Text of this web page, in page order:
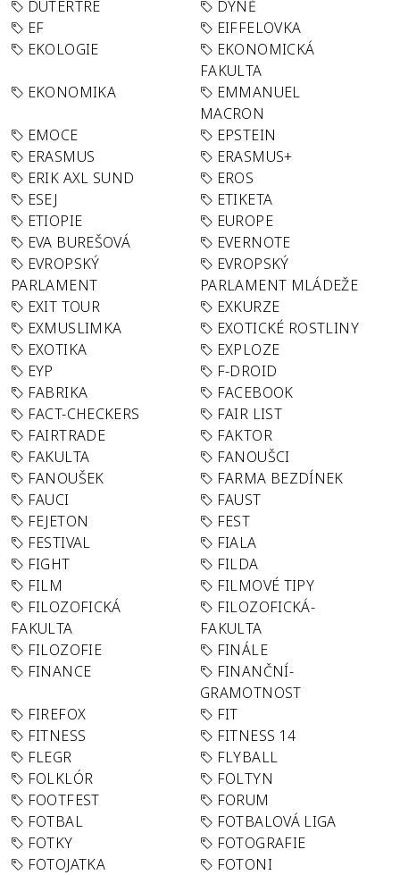
DUTERTRE
DÝNĚ
EF
EIFFELOVKA
EKOLOGIE
EKONOMICKÁ
FAKULTA
EKONOMIKA
EMMANUEL
MACRON
EMOCE
EPSTEIN
ERASMUS
ERASMUS+
ERIK AXL SUND
EROS
ESEJ
ETIKETA
ETIOPIE
EUROPE
EVA BUREŠOVÁ
EVERNOTE
EVROPSKÝ
PARLAMENT
EVROPSKÝ
PARLAMENT MLÁDEŽE
EXIT TOUR
EXKURZE
EXMUSLIMKA
EXOTICKÉ ROSTLINY
EXOTIKA
EXPLOZE
EYP
F-DROID
FABRIKA
FACEBOOK
FACT-CHECKERS
FAIR LIST
FAIRTRADE
FAKTOR
FAKULTA
FANOUŠCI
FANOUŠEK
FARMA BEZDÍNEK
FAUCI
FAUST
FEJETON
FEST
FESTIVAL
FIALA
FIGHT
FILDA
FILM
FILMOVÉ TIPY
FILOZOFICKÁ
FAKULTA
FILOZOFICKÁ-
FAKULTA
FILOZOFIE
FINÁLE
FINANCE
FINANČNÍ-
GRAMOTNOST
FIREFOX
FIT
FITNESS
FITNESS 14
FLEGR
FLYBALL
FOLKLÓR
FOLTYN
FOOTFEST
FORUM
FOTBAL
FOTBALOVÁ LIGA
FOTKY
FOTOGRAFIE
FOTOJATKA
FOTONI